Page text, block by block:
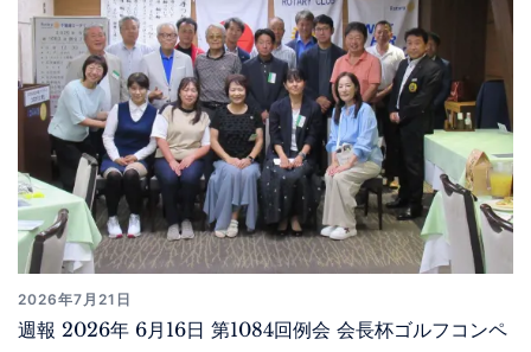
2026年7月21日
週報 2026年 6月16日 第1084回例会 会長杯ゴルフコンペ